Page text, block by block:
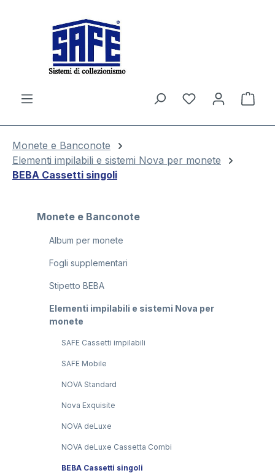
Il
Monete e Banconote
Elementi impilabili e sistemi Nova per monete
BEBA Cassetti singoli
Monete e Banconote
Album per monete
Fogli supplementari
Stipetto BEBA
Elementi impilabili e sistemi Nova per
monete
SAFE Cassetti impilabili
SAFE Mobile
NOVA Standard
Nova Exquisite
NOVA deLuxe
NOVA deLuxe Cassetta Combi
BEBA Cassetti singoli